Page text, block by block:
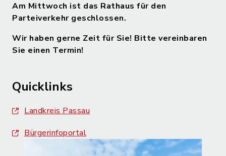
Am Mittwoch ist das Rathaus für den
Parteiverkehr geschlossen.
Wir haben gerne Zeit für Sie! Bitte vereinbaren
Sie einen Termin!
Quicklinks
Landkreis Passau
Bürgerinfoportal